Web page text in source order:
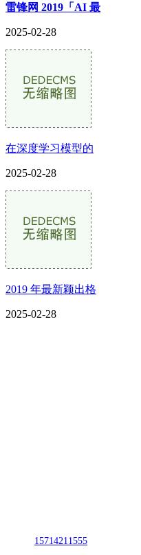
雷锋网 2019「AI 最
2025-02-28
在深度学习模型的
2025-02-28
2019 年最新颖出格
2025-02-28
15714211555